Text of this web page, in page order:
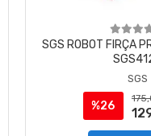
SGS ROBOT FIRÇA
SGS
%26